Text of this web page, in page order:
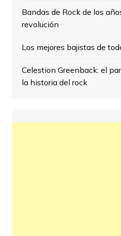
Bandas de Rock de los
revolución
Los mejores bajistas de
Celestion Greenback: el
la historia del rock